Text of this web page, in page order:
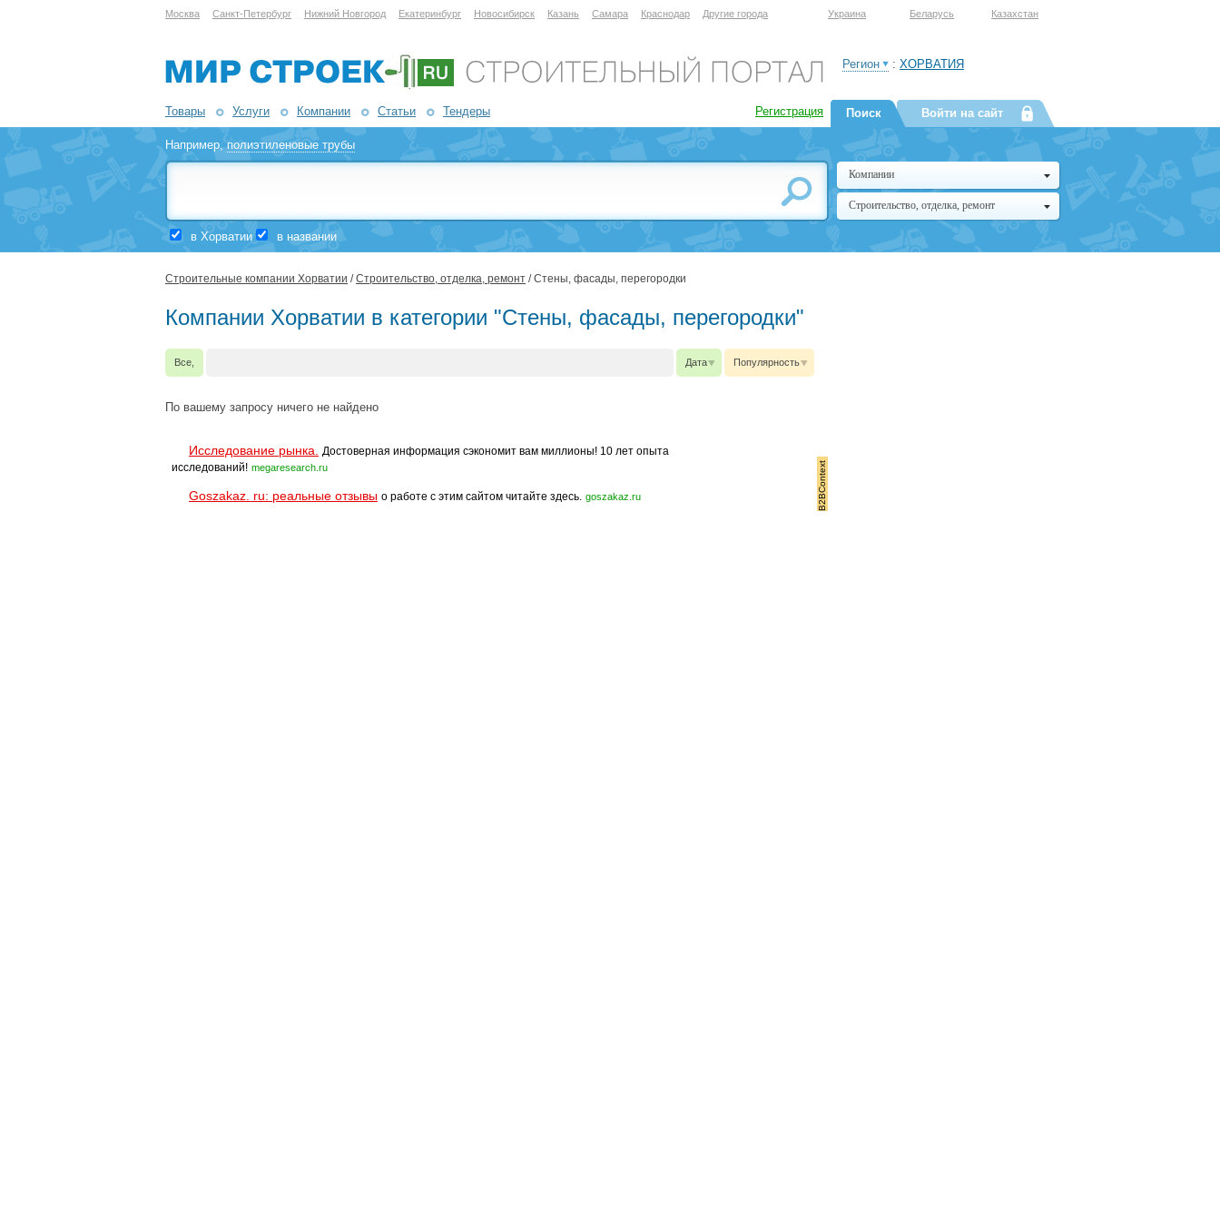
Москва Санкт-Петербург Нижний Новгород Екатеринбург Новосибирск Казань Самара Краснодар Другие города Украина Беларусь Казахстан
Товары Услуги Компании Статьи Тендеры Регистрация
Регион : ХОРВАТИЯ
Например,полиэтиленовые трубы
в Хорватии в названии
Поиск Войти на сайт
Компании
Строительство, отделка, ремонт
Строительные компании Хорватии /Строительство, отделка, ремонт / Стены, фасады, перегородки
Компании Хорватии в категории "Стены, фасады, перегородки"
Все, Дата Популярность
По вашему запросу ничего не найдено
Исследование рынка.
Достоверная информация сэкономит вам миллионы! 10 лет опыта
исследований! megaresearch.ru
Goszakaz. ru: реальные отзывы о работе с этим сайтом читайте здесь. goszakaz.ru